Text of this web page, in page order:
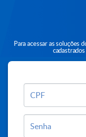
Para acessar as soluções
CPF
Senha